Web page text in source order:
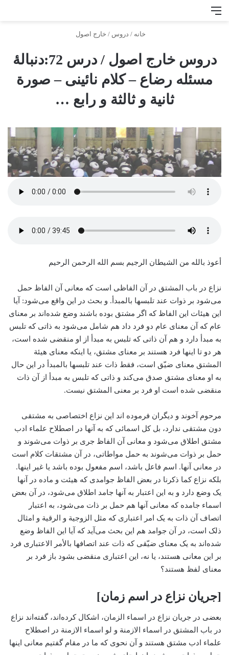
منو
خانه / دروس / خارج اصول
دروس خارج اصول / درس 72:دنبالۀ
مسئله رضاع – کلام نائینی – صورة
ثانیة و ثالثة و رابع …
أعوذ بالله من الشیطان الرجیم بسم الله الرحمن الرحیم
نزاع در باب المشتق در آن الفاظی است که معانی آن الفاظ حمل
می‌شود بر ذوات عند تلبسها بالمبدأ. و بحث در این واقع می‌شود: آیا
این هیئات این الفاظ که اگر مشتق بوده باشند وضع شده‌اند بر معنای
عام که آن معنای عام دو فرد داد هم شامل می‌شود به ذاتی که تلبس
به مبدأ دارد و هم آن ذاتی که تلبس به مبدأ از او منقضی شده است،
هر دو تا اینها فرد هستند بر معنای مشتق، یا اینکه معنای هیئة
المشتق معنای ضیّق است، فقط ذات عند تلبسها بالمبدأ در این حال
به او معنای مشتق صدق می‌کند و ذاتی که تلبس به مبدأ از آن ذات
منقضی شده است او فرد بر معنی المشتق نیست.
مرحوم آخوند و دیگران فرموده اند این نزاع اختصاصی به مشتقی
دون مشتقی ندارد، بل کل اسمائی که به آنها در اصطلاح علماء ادب
مشتق اطلاق می‌شود و معانی آن الفاظ جری بر ذوات می‌شوند و
حمل بر ذوات می‌شوند به حمل مواطاتی، در آن مشتقات کلام است
در معانی آنها. اسم فاعل باشد، اسم مفعول بوده باشد یا غیر اینها.
بلکه نزاع کما ذکرنا در بعض الفاظ جوامدی که هیئت و ماده در آنها
یک وضع دارد و به این اعتبار به آنها جامد اطلاق می‌شود، در آن بعض
اسماء جامده که معانی آنها هم حمل بر ذات می‌شود، به اعتبار
اتصاف آن ذات به یک امر اعتباری که مثل الزوجیة و الرقیة و امثال
ذلک است، در آن جوامد هم این بحث می‌آید که آیا این الفاظ وضع
شده‌اند به یک معنای ضیّقی که ذات عند اتصافها بالأمر الاعتباری فرد
بر این معانی هستند، یا نه، این اعتباری منقضی بشود باز فرد بر
معنای لفظ هستند؟
[جریان نزاع در اسم زمان]
بعضی در جریان نزاع در اسماء الزمان، اشکال کرده‌اند، گفته‌اند نزاع
در باب المشتق در اسماء الازمنة و لو اسماء الازمنة در اصطلاح
علماء ادب مشتق هستند و آن نحوی که ما در مقام گفتیم معانی اینها